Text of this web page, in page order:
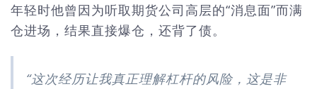
年轻时他曾因为听取期货公司高层的“消息面”而满
仓进场，结果直接爆仓，还背了债。
“这次经历让我真正理解杠杆的风险，这是非